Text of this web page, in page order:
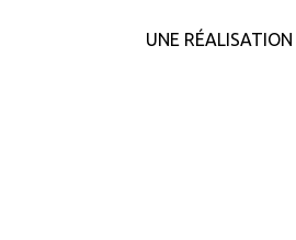
UNE RÉALISATION